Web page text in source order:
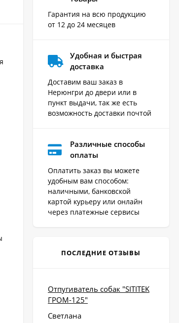
Гарантия на всю продукцию
от 12 до 24 месяцев
Удобная и быстрая
доставка
Доставим ваш заказ в
Нерюнгри до двери или в
пункт выдачи, так же есть
возможность доставки почтой
Различные способы
оплаты
Оплатить заказ вы можете
удобным вам способом:
наличными, банковской
картой курьеру или онлайн
через платежные сервисы
ПОСЛЕДНИЕ ОТЗЫВЫ
Отпугиватель собак "SITITEK
ГРОМ-125"
Светлана